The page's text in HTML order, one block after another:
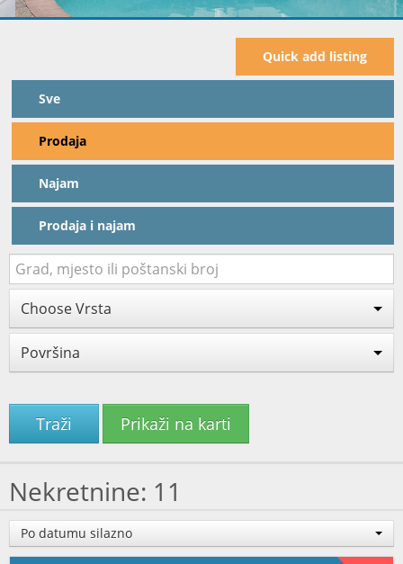
Quick add listing
Sve
Prodaja
Najam
Prodaja i najam
Choose Vrsta
Površina
Traži Prikaži na karti
Nekretnine: 11
Po datumu silazno